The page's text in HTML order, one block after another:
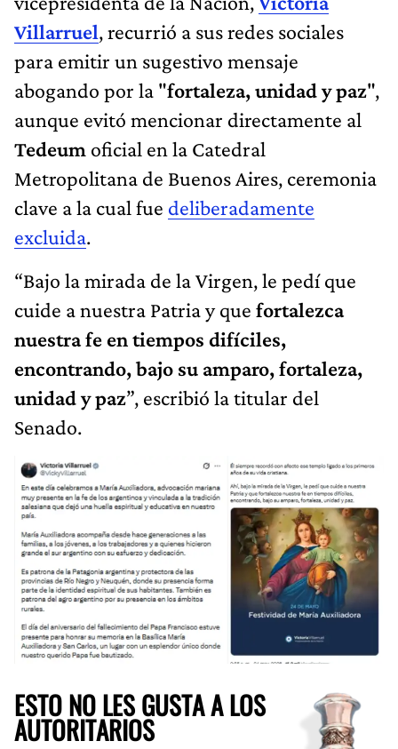
Villarruel, recurrió a sus redes sociales
para emitir un sugestivo mensaje
abogando por la "fortaleza, unidad y paz",
aunque evitó mencionar directamente al
Tedeum oficial en la Catedral
Metropolitana de Buenos Aires, ceremonia
clave a la cual fue deliberadamente
excluida.
“Bajo la mirada de la Virgen, le pedí que
cuide a nuestra Patria y que fortalezca
nuestra fe en tiempos difíciles,
encontrando, bajo su amparo, fortaleza,
unidad y paz”, escribió la titular del
Senado.
ESTO NO LES GUSTA A LOS
AUTORITARIOS